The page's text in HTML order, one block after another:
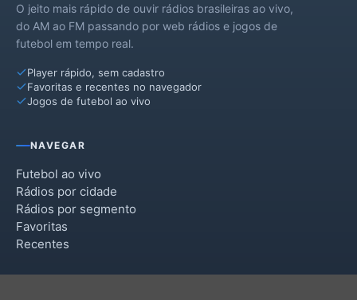
O jeito mais rápido de ouvir rádios brasileiras ao vivo,
do AM ao FM passando por web rádios e jogos de
futebol em tempo real.
Player rápido, sem cadastro
Favoritas e recentes no navegador
Jogos de futebol ao vivo
NAVEGAR
Futebol ao vivo
Rádios por cidade
Rádios por segmento
Favoritas
Recentes